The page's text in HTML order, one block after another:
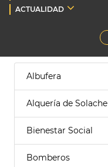
ACTUALIDAD
Albufera
Alquería de Solache
Bienestar Social
Bomberos